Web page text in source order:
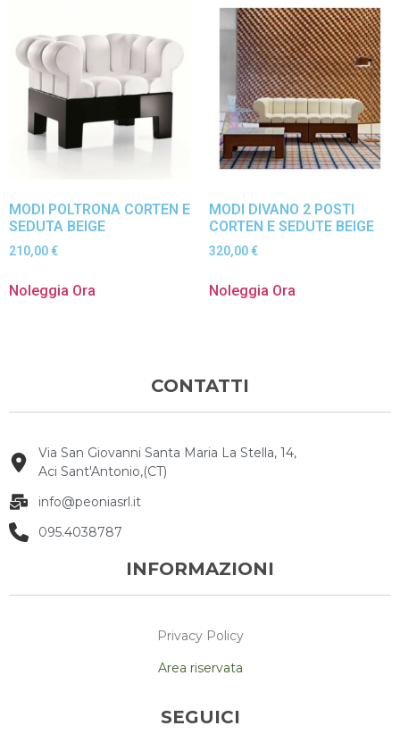
MODI POLTRONA CORTEN E
SEDUTA BEIGE
210,00 €
Noleggia Ora
MODI DIVANO 2 POSTI
CORTEN E SEDUTE BEIGE
320,00 €
Noleggia Ora
CONTATTI
Via San Giovanni Santa Maria La Stella, 14,
Aci Sant'Antonio,(CT)
info@peoniasrl.it
095.4038787
INFORMAZIONI
Privacy Policy
Area riservata
SEGUICI